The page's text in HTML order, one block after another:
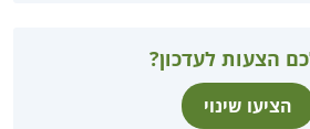
הצעות לעדכון?
הציעו שינוי